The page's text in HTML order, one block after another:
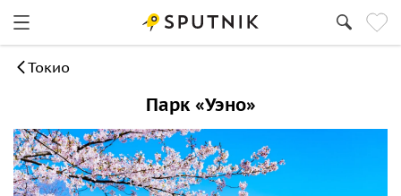
Токио
Парк «Уэно»